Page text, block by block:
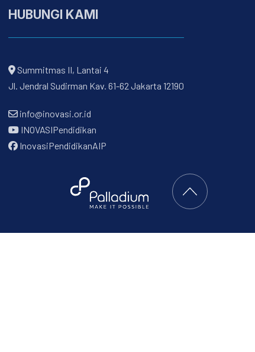
HUBUNGI KAMI
Summitmas II, Lantai 4
Jl. Jendral Sudirman Kav. 61-62 Jakarta 12190
info@inovasi.or.id
INOVASIPendidikan
InovasiPendidikanAIP
Back to Top